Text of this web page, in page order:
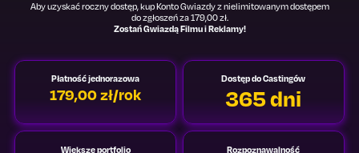
Aby uzyskać roczny dostęp, kup Konto Gwiazdy z nielimitowanym dostępem
do zgłoszeń za 179,00 zł.
Zostań Gwiazdą Filmu i Reklamy!
Płatność jednorazowa
179,00 zł/rok
Dostęp do Castingów
365 dni
Większe portfolio Rozpoznawalność